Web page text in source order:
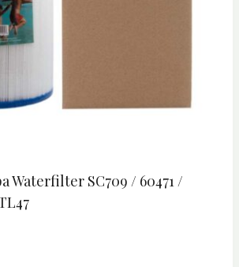
Waterfilter SC709 / 60471 /